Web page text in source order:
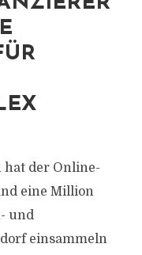
hat der Online-
eine Million
und
einsammeln